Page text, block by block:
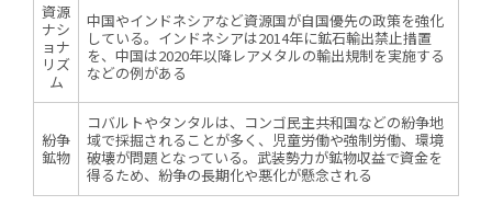
取材予定
資源
ナシ
ョナ
リズ
ム
中国やインドネシアなど資源国が自国優先の政策を強化
している。インドネシアは2014年に鉱石輸出禁止措置
を、中国は2020年以降レアメタルの輸出規制を実施する
などの例がある
紛争
鉱物
コバルトやタンタルは、コンゴ民主共和国などの紛争地
域で採掘されることが多く、児童労働や強制労働、環境
破壊が問題となっている。武装勢力が鉱物収益で資金を
得るため、紛争の長期化や悪化が懸念される